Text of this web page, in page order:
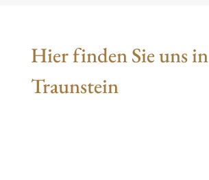
Hier finden Sie uns in
Traunstein